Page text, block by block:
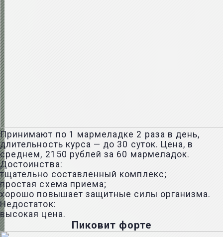
Принимают по 1 мармеладке 2 раза в день,
длительность курса — до 30 суток. Цена, в
среднем, 2150 рублей за 60 мармеладок.
Достоинства:
тщательно составленный комплекс;
простая схема приема;
хорошо повышает защитные силы организма.
Недостаток:
высокая цена.
Пиковит форте